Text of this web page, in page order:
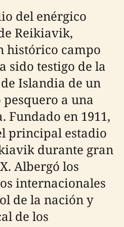
del enérgico
Reikiavik,
histórico campo
sido testigo de la
Islandia de un
a una
Fundado en 1911,
principal estadio
durante gran
Albergó los
internacionales
de la nación y
de los